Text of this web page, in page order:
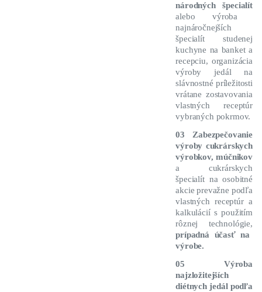
národných špecialít
alebo výroba
najnáročnejších
špecialít studenej
kuchyne na banket a
recepciu, organizácia
výroby jedál na
slávnostné príležitosti
vrátane zostavovania
vlastných receptúr
vybraných pokrmov.
03 Zabezpečovanie
výroby cukrárskych
výrobkov, múčnikov
a cukrárskych
špecialít na osobitné
akcie prevažne podľa
vlastných receptúr a
kalkulácií s použitím
rôznej technológie,
prípadná účasť na
výrobe.
05 Výroba
najzložitejších
diétnych jedál podľa